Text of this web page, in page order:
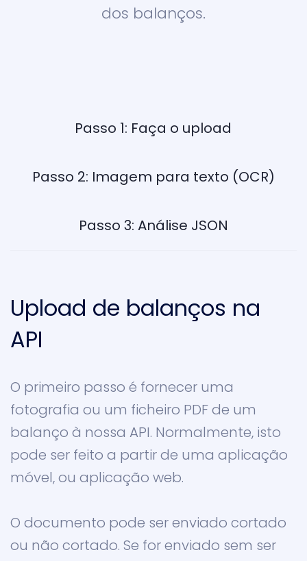
dos balanços.
Passo 1: Faça o upload
Passo 2: Imagem para texto (OCR)
Passo 3: Análise JSON
Upload de balanços na
API
O primeiro passo é fornecer uma
fotografia ou um ficheiro PDF de um
balanço à nossa API. Normalmente, isto
pode ser feito a partir de uma aplicação
móvel, ou aplicação web.
O documento pode ser enviado cortado
ou não cortado. Se for enviado sem ser